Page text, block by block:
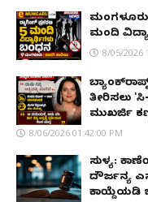
ಮಂಗಳೂರು
ಮಂದಿ
8/05/2026
ತೀರಿಸಲು
ಮುಖರ್ಜಿ
8/06/2026 01:42:00 PM
ಸುಳ್ಯ:
ದೌರ್ಜನ್ಯ
ಕಾಯ್ದೆಯಡಿ